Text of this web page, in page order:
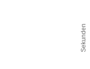
Sekunden